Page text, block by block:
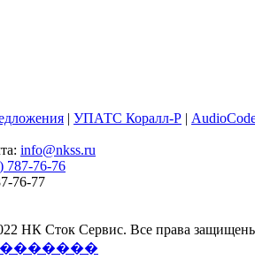
| УПАТС Коралл-Р |
info@nkss.ru
787-76-76
76-77
НК Сток Сервис. Все права